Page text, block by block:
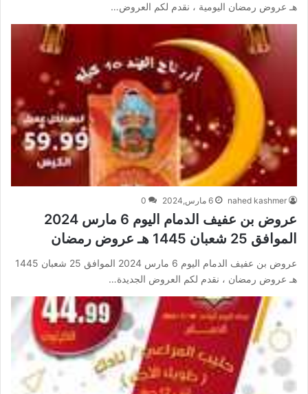
هـ عروض رمضان اليومية ، نقدم لكم العروض…
nahed kashmer 6 مارس,2024 0
عروض بن عفيف الدمام اليوم 6 مارس 2024
الموافق 25 شعبان 1445 هـ عروض رمضان
عروض بن عفيف الدمام اليوم 6 مارس 2024 الموافق 25 شعبان 1445
هـ عروض رمضان ، نقدم لكم العروض الجديدة…